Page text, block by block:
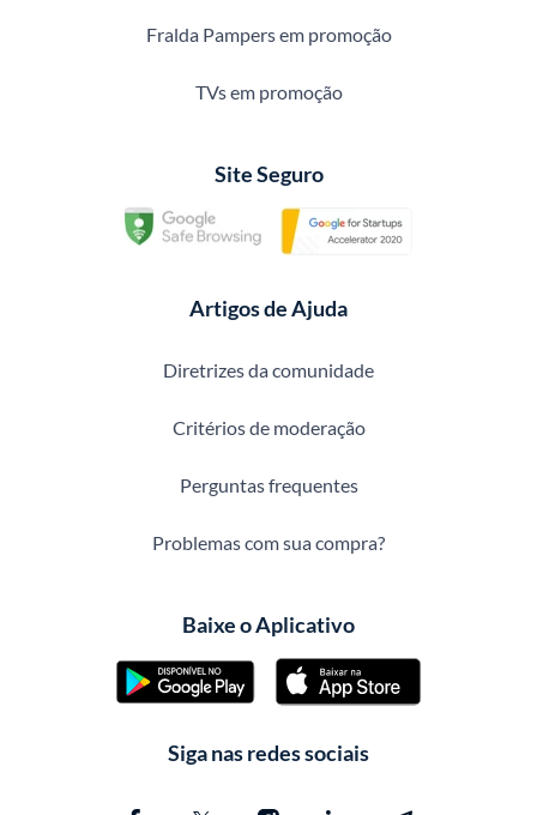
Fralda Pampers em promoção
TVs em promoção
Site Seguro
Artigos de Ajuda
Diretrizes da comunidade
Critérios de moderação
Perguntas frequentes
Problemas com sua compra?
Baixe o Aplicativo
Siga nas redes sociais